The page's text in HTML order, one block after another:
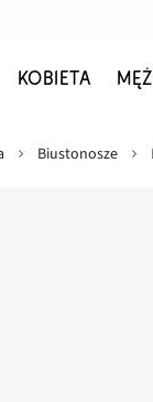
KOBIETA
Biustonosze